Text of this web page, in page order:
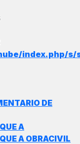
index.php/s/
DE
A
A OBRACIVIL